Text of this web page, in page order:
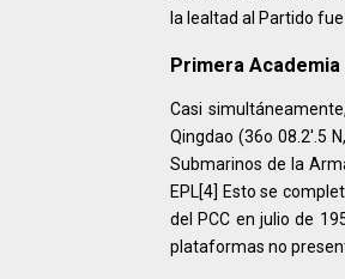
la lealtad al Partido
Primera
Casi
Qingdao (36o 08.2'.5
Submarinos de la
EPL[4] Esto se
del PCC en julio de
plataformas no